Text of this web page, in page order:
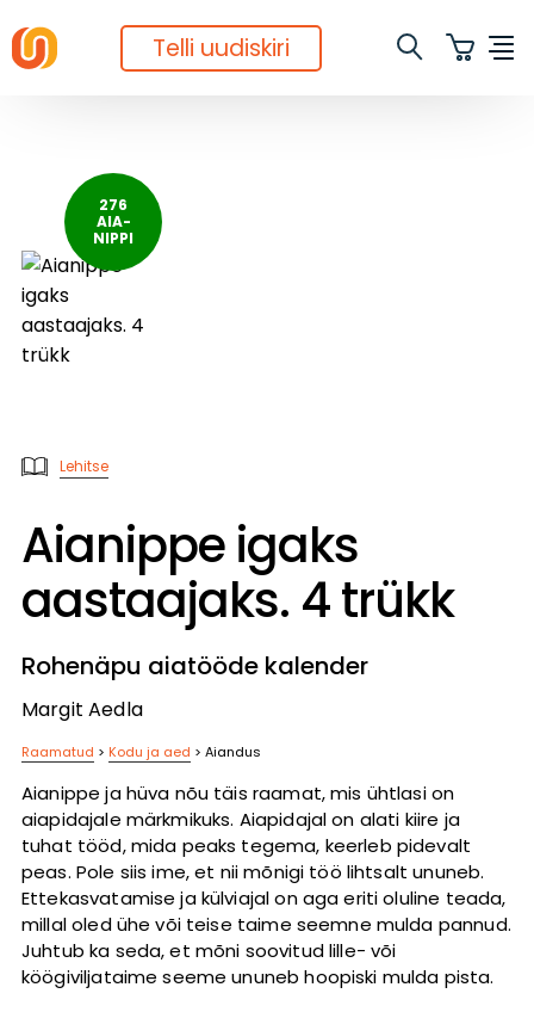
Telli uudiskiri
276
AIA-
NIPPI
Lehitse
Aianippe igaks
aastaajaks. 4 trükk
Rohenäpu aiatööde kalender
Margit Aedla
Raamatud > Kodu ja aed > Aiandus
Aianippe ja hüva nõu täis raamat, mis ühtlasi on
aiapidajale märkmikuks. Aiapidajal on alati kiire ja
tuhat tööd, mida peaks tegema, keerleb pidevalt
peas. Pole siis ime, et nii mõnigi töö lihtsalt ununeb.
Ettekasvatamise ja külviajal on aga eriti oluline teada,
millal oled ühe või teise taime seemne mulda pannud.
Juhtub ka seda, et mõni soovitud lille- või
köögiviljataime seeme ununeb hoopiski mulda pista.